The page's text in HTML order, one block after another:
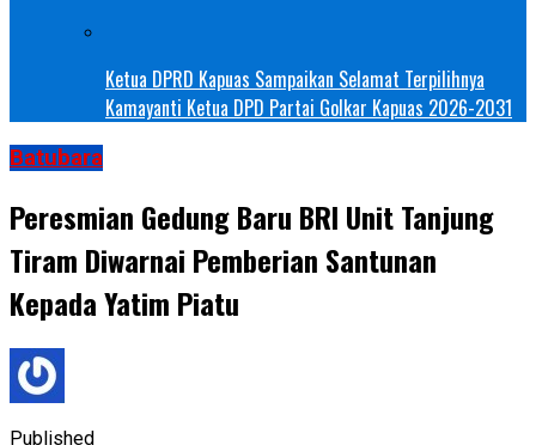
Ketua DPRD Kapuas Sampaikan Selamat Terpilihnya
Kamayanti Ketua DPD Partai Golkar Kapuas 2026-2031
Batubara
Peresmian Gedung Baru BRI Unit Tanjung
Tiram Diwarnai Pemberian Santunan
Kepada Yatim Piatu
Published